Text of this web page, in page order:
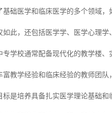
础医学和临床医学的多个领域
此，还包括医学学、医学心理
学校通常配备现代化的教学楼
教学经验和临床经验的教师团队
标是培养具备扎实医学理论基础